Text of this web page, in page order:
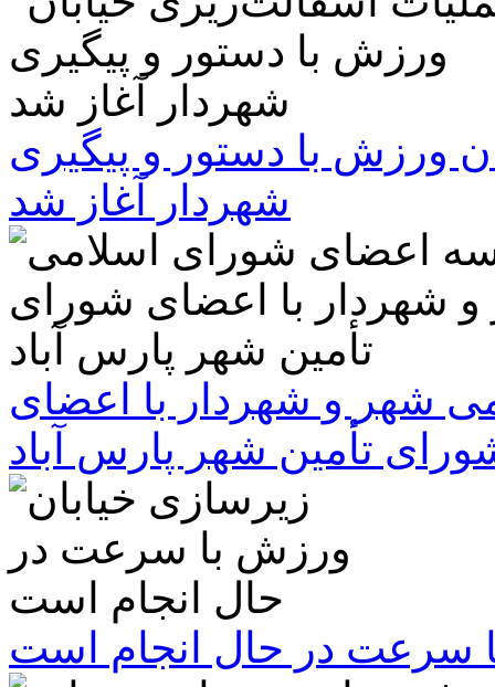
ورزش با دستور و پیگیری
شهردار آغاز شد
شهر و شهردار با اعضای
تأمین شهر پارس آباد
سرعت در حال انجام است